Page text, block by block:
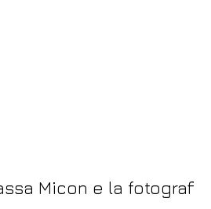
Micon e la fotografia